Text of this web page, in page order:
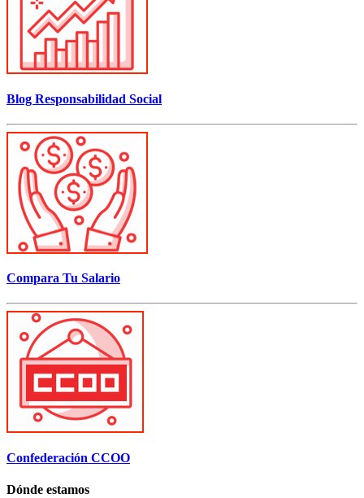
Blog Responsabilidad Social
Compara Tu Salario
Confederación CCOO
Dónde estamos